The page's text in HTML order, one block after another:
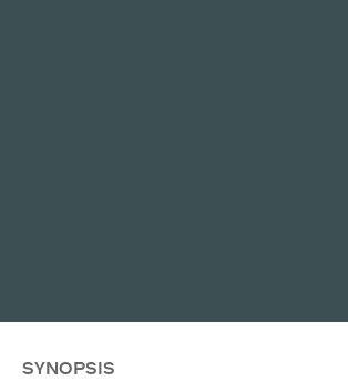
SYNOPSIS